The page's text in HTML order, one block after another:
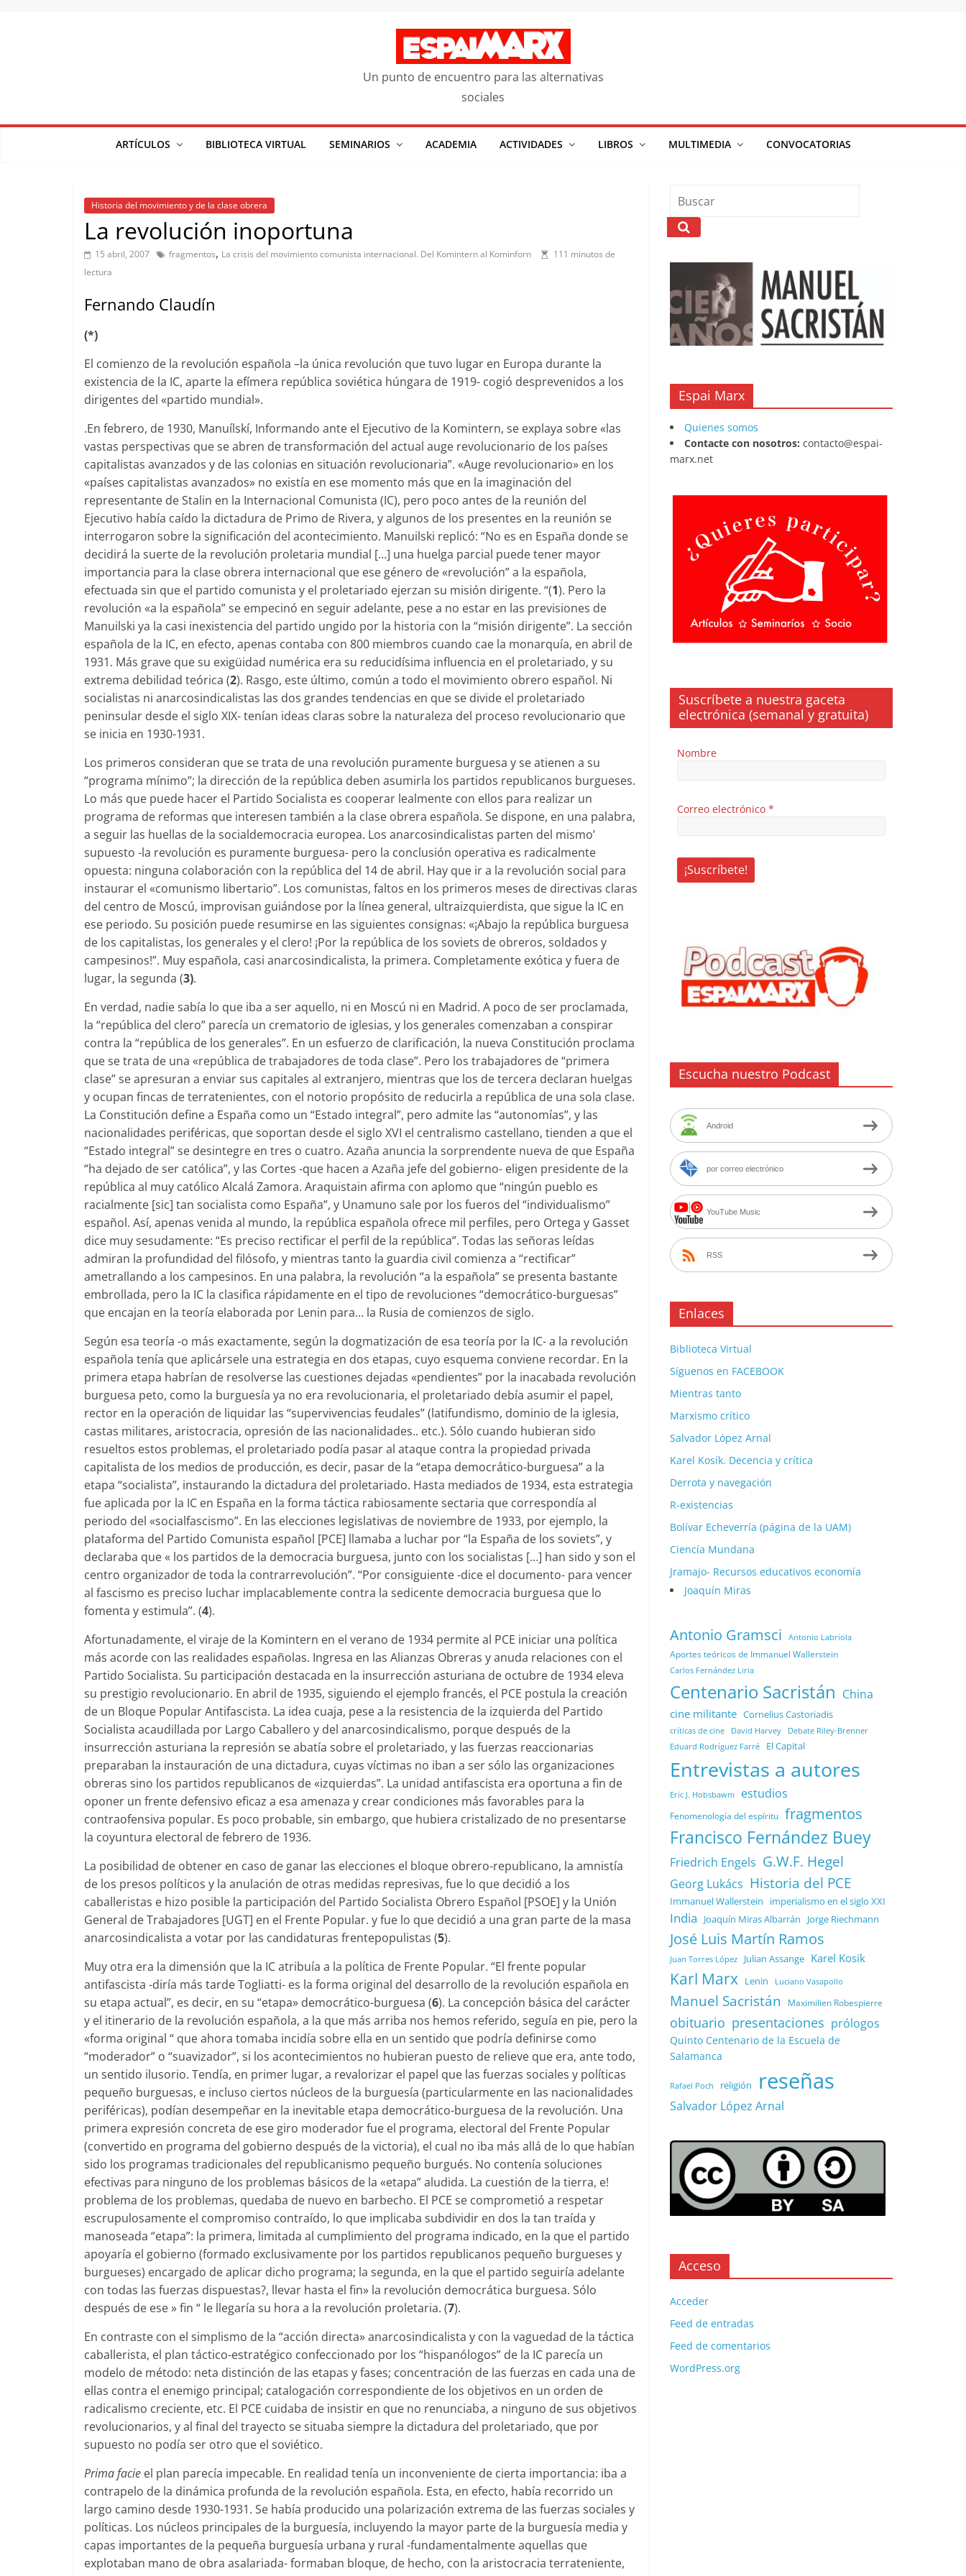
Un punto de encuentro para las alternativas
sociales
ARTÍCULOS BIBLIOTECA VIRTUAL SEMINARIOS ACADEMIA ACTIVIDADES LIBROS MULTIMEDIA CONVOCATORIAS
Historia del movimiento y de la clase obrera
La revolución inoportuna
15 abril, 2007 fragmentos, La crisis del movimiento comunista internacional. Del Komintern al Kominforn
111 minutos de
lectura
Fernando Claudín
(*)
El comienzo de la revolución española –la única revolución que tuvo lugar en Europa durante la
existencia de la IC, aparte la efímera república soviética húngara de 1919­- cogió desprevenidos a los
dirigentes del «partido mundial».
.En febrero, de 1930, Manuílskí, Informando ante el Ejecutivo de la Komintern, se explaya sobre «las
vastas perspectivas que se abren de transformación del actual auge revolucionario de los países
capitalistas avanzados y de las colonias en situación revolucionaria”. «Auge revolucionario» en los
«países capitalistas avanzados» no existía en ese momento más que en la imaginación del
representante de Stalin en la Internacional Comunista (IC), pero poco antes de la reunión del
Ejecutivo había caído la dictadura de Primo de Rivera, y algunos de los presentes en la reunión se
interrogaron sobre la significación del acon­tecimiento. Manuilski replicó: “No es en España donde se
decidirá la suerte de la revolución proletaria mundial […] una huelga parcial puede tener mayor
importancia para la clase obrera internacional que ese género de «revolución” a la española,
efectuada sin que el partido comunista y el proletariado ejerzan su misión dirigente. “(1). Pero la
revolu­ción «a la española” se empecinó en seguir adelante, pese a no estar en las previsiones de
Manuilski ya la casi inexis­tencia del partido ungido por la historia con la “misión dirigente”. La sección
española de la IC, en efecto, apenas contaba con 800 miembros cuando cae la monarquía, en abril de
1931. Más grave que su exigüidad numérica era su reducidísima influencia en el proletariado, y su
extrema debilidad teórica (2). Rasgo, este último, común a todo el movi­miento obrero español. Ni
socialistas ni anarcosindicalistas las dos grandes tendencias en que se divide el proletariado
peninsular desde el siglo XIX- tenían ideas claras sobre la naturaleza del proceso revolucionario que
se inicia en 1930­-1931.
Los primeros consideran que se trata de una revolución puramente burguesa y se atienen a su
“programa mínimo”; la dirección de la república deben asumirla los partidos republicanos burgueses.
Lo más que puede hacer el Partido Socialista es cooperar lealmente con ellos para realizar un
programa de reformas que interesen también a la clase obrera española. Se dispone, en una palabra,
a seguir las huellas de la socialdemocracia europea. Los anarcosindicalis­tas parten del mismo’
supuesto -la revolución es puramente burguesa- pero la conclusión operativa es radicalmente
opuesta: ninguna colaboración con la república del 14 de abril. Hay que ir a la revolución social para
instaurar el «comunismo libertario”. Los comunistas, faltos en los pri­meros meses de directivas claras
del centro de Moscú, impro­visan guiándose por la línea general, ultraizquierdista, que sigue la IC en
ese periodo. Su posición puede resumirse en las siguientes consignas: «¡Abajo la república burguesa
de los capitalistas, los generales y el clero! ¡Por la república de los soviets de obreros, soldados y
campesinos!”. Muy española, casi anarcosindicalista, la primera. Completamente exótica y fuera de
lugar, la segunda (3).
En verdad, nadie sabía lo que iba a ser aquello, ni en Moscú ni en Madrid. A poco de ser proclamada,
la “república del clero” parecía un crematorio de iglesias, y los generales comenzaban a conspirar
contra la “república de los genera­les”. En un esfuerzo de clarificación, la nueva Constitución proclama
que se trata de una «república de trabajadores de toda clase”. Pero los trabajadores de “primera
clase” se apresuran a enviar sus capitales al extranjero, mientras que los de tercera declaran huelgas
y ocupan fincas de terrate­nientes, con el notorio propósito de reducirla a república de una sola clase.
La Constitución define a España como un “Estado integral”, pero admite las “autonomías”, y las
nacionalidades periféricas, que soportan desde el siglo XVI el centralismo castellano, tienden a que el
“Estado integral” se desintegre en tres o cuatro. Azaña anuncia la sorprendente nueva de que España
“ha dejado de ser católica”, y las Cortes -que hacen a Azaña jefe del gobierno- eligen presi­dente de la
república al muy católico Alcalá Zamora. Araquis­tain afirma con aplomo que “ningún pueblo es
racialmente [sic] tan socialista como España”, y Unamuno sale por los fueros del “individualismo”
español. Así, apenas venida al mundo, la república española ofrece mil perfiles, pero Ortega y Gasset
dice muy sesudamente: “Es preciso rectificar el perfil de la república”. Todas las señoras leídas
admiran la profundidad del filósofo, y mientras tanto la guardia civil comienza a “rectificar”
ametrallando a los campesinos. En una palabra, la revolución “a la española” se presenta bastante
embrollada, pero la IC la clasifica rápidamente en el tipo de revoluciones “democrático-burguesas”
que encajan en la teoría elaborada por Lenin para… la Rusia de comienzos de siglo.
Según esa teoría -o más exactamente, según la dogmati­zación de esa teoría por la IC- a la revolución
española tenía que aplicársele una estrategia en dos etapas, cuyo esquema conviene recordar. En la
primera etapa habrían de resolverse las cuestiones dejadas «pendientes” por la inacabada revolución
burguesa peto, como la burguesía ya no era revolucionaria, el proletariado debía asumir el papel,
rector en la operación de liquidar las “supervivencias feuda­les” (latifundismo, dominio de la iglesia,
castas militares, aristocracia, opresión de las nacionalidades.. etc.). Sólo cuando hubieran sido
resueltos estos problemas, el proleta­riado podía pasar al ataque contra la propiedad privada
capitalista de los medios de producción, es decir, pasar de la “etapa democrático-burguesa” a la
etapa “socialista”, instaurando la dictadura del proletariado. Hasta mediados de 1934, esta estrategia
fue aplicada por la IC en España en la forma táctica rabiosamente sectaria que correspondía al
periodo del «socialfascismo”. En las elecciones legislativas de noviembre de 1933, por ejemplo, la
plataforma del Partido Comunista español [PCE] llamaba a luchar por “la España de los soviets”, y
declaraba que « los partidos de la demo­cracia burguesa, junto con los socialistas […] han sido y son el
centro organizador de toda la contrarrevolución”. “Por consiguiente -dice el documento- para vencer
al fascismo es preciso luchar implacablemente contra la sedicente demo­cracia burguesa que lo
fomenta y estimula”. (4).
Afortunada­mente, el viraje de la Komintern en el verano de 1934 permite al PCE iniciar una política
más acorde con las realidades españolas. Ingresa en las Alianzas Obreras y anuda relaciones con el
Partido Socialista. Su participación des­tacada en la insurrección asturiana de octubre de 1934 eleva
su prestigio revolucionario. En abril de 1935, siguiendo el ejemplo francés, el PCE postula la creación
de un Bloque Popular Antifascista. La idea cuaja, pese a la resistencia de la izquierda del Partido
Socialista acaudillada por Largo Caballero y del anarcosindicalismo, porque después de la
insurrección asturiana la represión se abatía sobre el prole­tariado, y las fuerzas reaccionarias
preparaban la instaura­ción de una dictadura, cuyas víctimas no iban a ser sólo las organizaciones
obreras sino los partidos republicanos de «izquierdas”. La unidad antifascista era oportuna a fin de
oponer un frente defensivo eficaz a esa amenaza y crear condiciones más favorables para la
contraofensiva popular. Es poco probable, sin embargo, que hubiera cristalizado de no presentarse
la coyuntura electoral de febrero de 1936.
La posibilidad de obtener en caso de ganar las elecciones el bloque obrero-republicano, la amnistía
de los presos políticos y la anulación de otras medidas represivas, fue lo que decidió a los
caballeristas e hizo posible la participación del Partido Socialista Obrero Español [PSOE] y la Unión
General de Trabajadores [UGT] en el Frente Popular. y fue lo que decidió a una gran parte de la masa
anarcosindicalista a votar por las candidaturas frentepopulistas (5).
Muy otra era la dimensión que la IC atribuía a la política de Frente Popular. “El frente popular
antifascista -diría más tarde Togliatti- es la forma original del desarrollo de la revolución española en
su etapa actual”, es decir, en su “etapa» democrático-burguesa (6). La concepción básica del carácter
y el itinerario de la revolución española, a la que más arriba nos hemos referido, seguía en pie, pero la
«forma original “ que ahora tomaba incidía sobre ella en un sentido que podría definirse como
“moderador” o “suavizador”, si los acontecimientos no hubieran puesto de relieve que era, ante todo,
un sentido ilusorio. Tendía, en primer lugar, a revalorizar el papel que las fuerzas sociales y políticas
pequeño burguesas, e incluso ciertos núcleos de la burguesía (particularmente en las nacionalidades
periféricas), podían desempeñar en la inevitable etapa democrático-burguesa de la revolución. Una
primera expresión concreta de ese giro moderador fue el programa, electoral del Frente Popular
(convertido en programa del gobierno después de la victoria), el cual no iba más allá de lo que habían
sido los programas tradicionales del republicanismo pequeño burgués. No con­tenía soluciones
efectivas para ninguno de los problemas básicos de la «etapa” aludida. La cuestión de la tierra, e!
problema de los problemas, quedaba de nuevo en barbecho. El PCE se comprometió a respetar
escrupulosamente el compromiso contraído, lo que implicaba subdividir en dos la tan traída y
manoseada “etapa”: la primera, limitada al cumplimiento del programa indicado, en la que el partido
apoyaría el gobierno (formado exclusivamente por los partidos republicanos pequeño burgueses y
burgueses) encar­gado de aplicar dicho programa; la segunda, en la que el partido seguiría adelante
con todas las fuerzas dispuestas?, llevar hasta el fin» la revolución democrática burguesa. Sólo
después de ese » fin “ le llegaría su hora a la revolución proletaria. (7).
En contraste con el simplismo de la “acción directa» anarcosindicalista y con la vaguedad de la táctica
caballe­rista, el plan táctico-estratégico confeccionado por los “his­panólogos” de la IC parecía un
modelo de método: neta distinción de las etapas y fases; concentración de las fuerzas en cada una de
ellas contra el enemigo principal; cataloga­ción correspondiente de los objetivos en un orden de
radica­lismo creciente, etc. El PCE cuidaba de insistir en que no renunciaba, a ninguno de sus objetivos
revolucionarios, y al final del trayecto se situaba siempre la dictadura del prole­tariado, que por
supuesto no podía ser otro que el soviético.
Prima facie el plan parecía impecable. En realidad tenía un inconveniente de cierta importancia: iba a
contrapelo de la dinámica profunda de la revolución española. Esta, en efecto, había recorrido un
largo camino desde 1930-1931. Se había producido una polarización extrema de las fuerzas sociales y
políticas. Los núcleos principales de la burguesía, incluyen­do la mayor parte de la burguesía media y
capas importantes de la pequeña burguesía urbana y rural -fundamentalmente aquellas que
explotaban mano de obra asalariada- formaban bloque, de hecho, con la aristocracia terrateniente,
Espai Marx
Quienes somos
Contacte con nosotros: contacto@espai-
marx.net
Suscríbete a nuestra gaceta
electrónica (semanal y gratuita)
Nombre
Correo electrónico *
Escucha nuestro Podcast
Android
por correo electrónico
YouTube Music
RSS
Enlaces
Biblioteca Virtual
Síguenos en FACEBOOK
Mientras tanto
Marxismo crítico
Salvador López Arnal
Karel Kosík. Decencia y crítica
Derrota y navegación
R-existencias
Bolívar Echeverría (página de la UAM)
Ciencía Mundana
Jramajo- Recursos educativos economía
Joaquín Miras
Antonio Gramsci Antonio Labriola
Aportes teóricos de Immanuel Wallerstein
Carlos Fernández Liria
Centenario Sacristán China
cine militante Cornelius Castoriadis
críticas de cine David Harvey Debate Riley-Brenner
Eduard Rodríguez Farré El Capital
Entrevistas a autores
Eric J. Hobsbawm estudios
Fenomenología del espíritu fragmentos
Francisco Fernández Buey
Friedrich Engels G.W.F. Hegel
Georg Lukács Historia del PCE
Immanuel Wallerstein imperialismo en el siglo XXI
India Joaquín Miras Albarrán Jorge Riechmann
José Luis Martín Ramos
Juan Torres López Julian Assange Karel Kosík
Karl Marx Lenin Luciano Vasapollo
Manuel Sacristán Maximilien Robespierre
obituario presentaciones prólogos
Quinto Centenario de la Escuela de
Salamanca
Rafael Poch religión reseñas
Salvador López Arnal
Acceso
Acceder
Feed de entradas
Feed de comentarios
WordPress.org